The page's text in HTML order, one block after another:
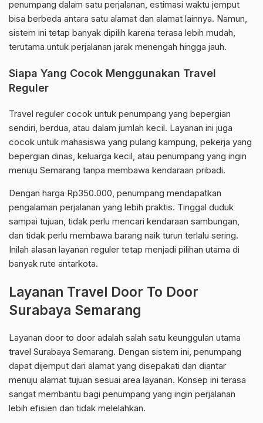
penumpang dalam satu perjalanan, estimasi waktu jemput
bisa berbeda antara satu alamat dan alamat lainnya. Namun,
sistem ini tetap banyak dipilih karena terasa lebih mudah,
terutama untuk perjalanan jarak menengah hingga jauh.
Siapa Yang Cocok Menggunakan Travel
Reguler
Travel reguler cocok untuk penumpang yang bepergian
sendiri, berdua, atau dalam jumlah kecil. Layanan ini juga
cocok untuk mahasiswa yang pulang kampung, pekerja yang
bepergian dinas, keluarga kecil, atau penumpang yang ingin
menuju Semarang tanpa membawa kendaraan pribadi.
Dengan harga Rp350.000, penumpang mendapatkan
pengalaman perjalanan yang lebih praktis. Tinggal duduk
sampai tujuan, tidak perlu mencari kendaraan sambungan,
dan tidak perlu membawa barang naik turun terlalu sering.
Inilah alasan layanan reguler tetap menjadi pilihan utama di
banyak rute antarkota.
Layanan Travel Door To Door
Surabaya Semarang
Layanan door to door adalah salah satu keunggulan utama
travel Surabaya Semarang. Dengan sistem ini, penumpang
dapat dijemput dari alamat yang disepakati dan diantar
menuju alamat tujuan sesuai area layanan. Konsep ini terasa
sangat membantu bagi penumpang yang ingin perjalanan
lebih efisien dan tidak melelahkan.